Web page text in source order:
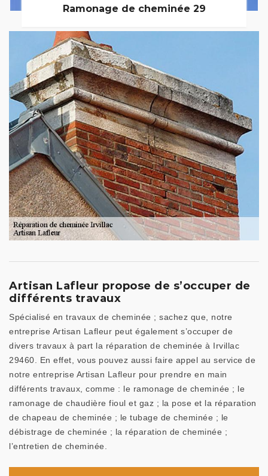
Ramonage de cheminée 29
Artisan Lafleur propose de s’occuper de
différents travaux
Spécialisé en travaux de cheminée ; sachez que, notre
entreprise Artisan Lafleur peut également s’occuper de
divers travaux à part la réparation de cheminée à Irvillac
29460. En effet, vous pouvez aussi faire appel au service de
notre entreprise Artisan Lafleur pour prendre en main
différents travaux, comme : le ramonage de cheminée ; le
ramonage de chaudière fioul et gaz ; la pose et la réparation
de chapeau de cheminée ; le tubage de cheminée ; le
débistrage de cheminée ; la réparation de cheminée ;
l’entretien de cheminée.